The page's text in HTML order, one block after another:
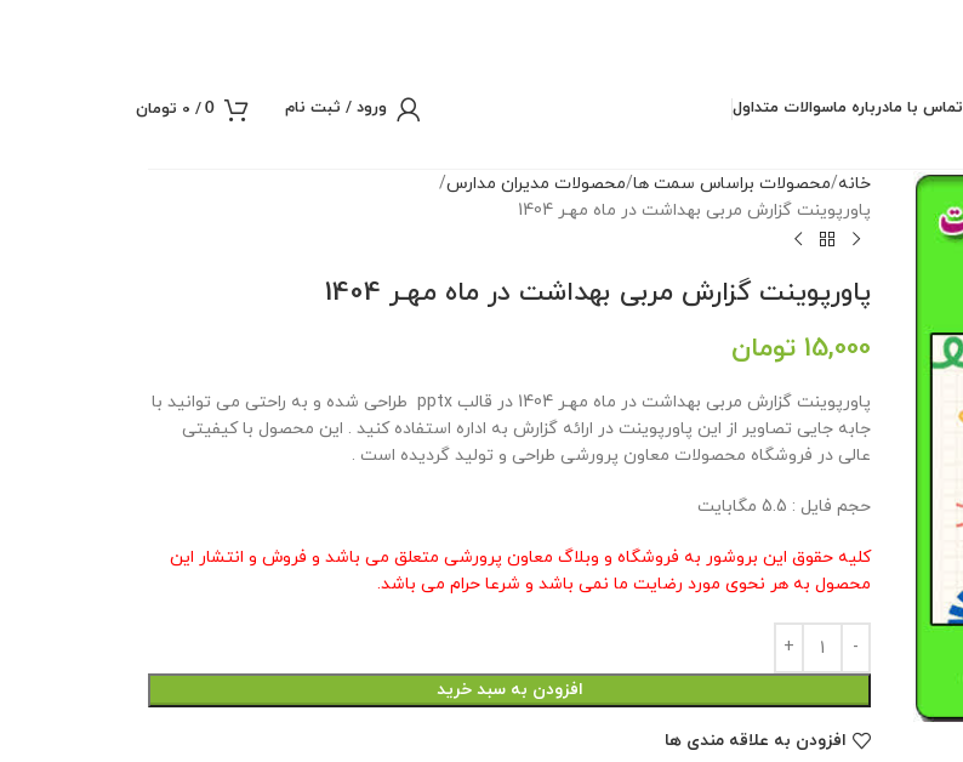
تماس با مادرباره ماسوالات متداول ورود / ثبت نام 0
/
0 تومان
خانه محصولات براساس سمت ها محصولات مدیران مدارس
پاورپوینت گزارش مربی بهداشت در ماه مهـر 1404
پاورپوینت گزارش مربی بهداشت در ماه مهـر 1404
15,000 تومان
پاورپوینت گزارش مربی بهداشت در ماه مهـر 1404 در قالب pptx طراحی شده و به راحتی می توانید با
جابه جایی تصاویر از این پاورپوینت در ارائه گزارش به اداره استفاده کنید . این محصول با کیفیتی
عالی در فروشگاه محصولات معاون پرورشی طراحی و تولید گردیده است .
حجم فایل : 5.5 مگابایت
کلیه حقوق این بروشور به فروشگاه و وبلاگ معاون پرورشی متعلق می باشد و فروش و انتشار این
محصول به هر نحوی مورد رضایت ما نمی باشد و شرعا حرام می باشد.
افزودن به سبد خرید
افزودن به علاقه مندی ها